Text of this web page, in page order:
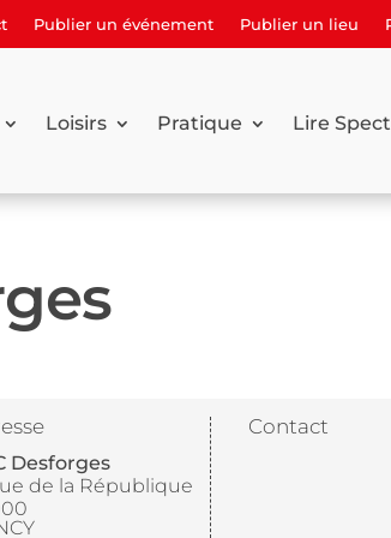
Publier un événement Publier un lieu
Loisirs Pratique Lire
Desforges
de la République
Contact